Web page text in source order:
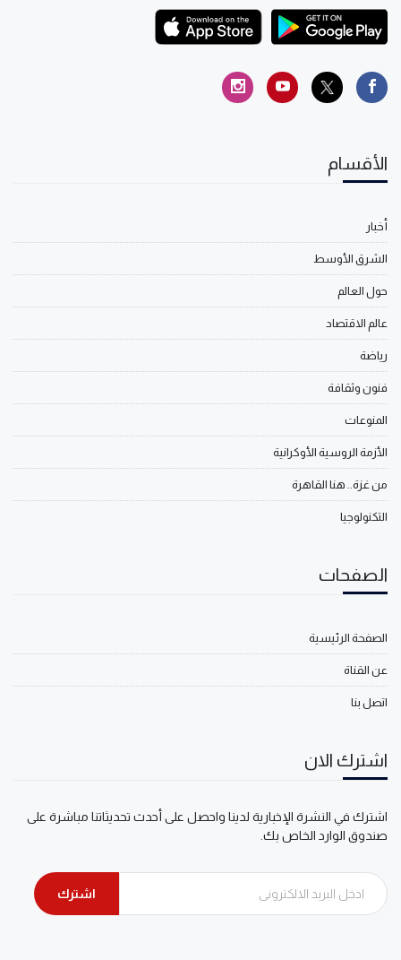
الأقسام
أخبار
الشرق الأوسط
حول العالم
عالم الاقتصاد
رياضة
فنون وثقافة
المنوعات
الأزمة الروسية الأوكرانية
من غزة.. هنا القاهرة
التكنولوجيا
الصفحات
الصفحة الرئيسية
عن القناة
اتصل بنا
اشترك الان
اشترك في النشرة الإخبارية لدينا واحصل على أحدث تحديثاتنا مباشرة على
صندوق الوارد الخاص بك.
اشترك